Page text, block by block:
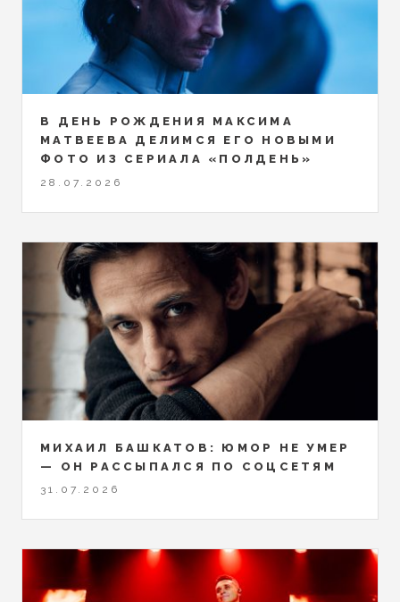
В ДЕНЬ РОЖДЕНИЯ МАКСИМА
МАТВЕЕВА ДЕЛИМСЯ ЕГО НОВЫМИ
ФОТО ИЗ СЕРИАЛА «ПОЛДЕНЬ»
28.07.2026
МИХАИЛ БАШКАТОВ: ЮМОР НЕ УМЕР
— ОН РАССЫПАЛСЯ ПО СОЦСЕТЯМ
31.07.2026